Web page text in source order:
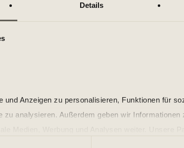
Details
und Anzeigen zu personalisieren, Funktionen für
zu analysieren. Außerdem geben wir Informationen